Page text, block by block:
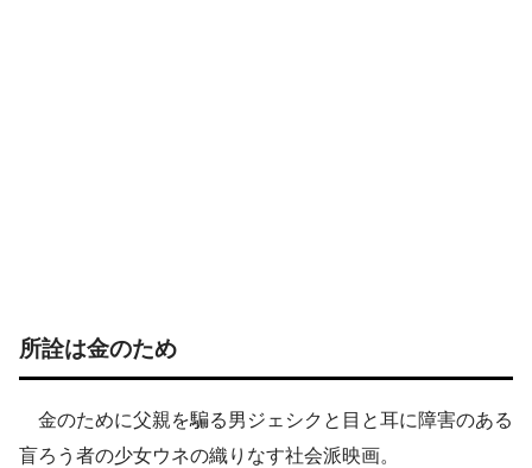
所詮は金のため
金のために父親を騙る男ジェシクと目と耳に障害のある
盲ろう者の少女ウネの織りなす社会派映画。